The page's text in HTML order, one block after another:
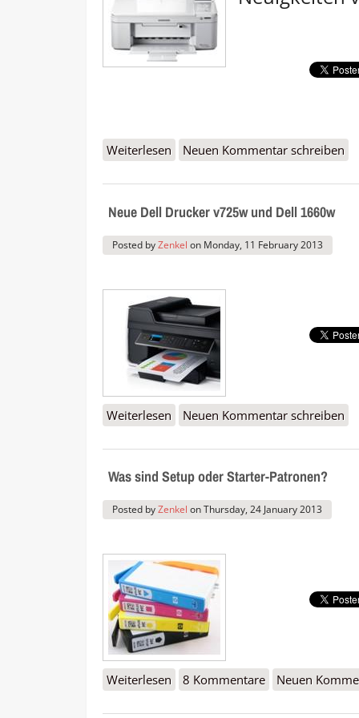
Weiterlesen über Samsung stellt Verkauf von
Neuen Kommentar schreiben
Neue Dell Drucker v725w und Dell 1660w
Posted byZenkel on Monday, 11 February 2013
Weiterlesen über Neue Dell Drucker v725w
Neuen Kommentar schreiben
Was sind Setup oder Starter-Patronen?
Posted byZenkel onThursday, 24 January 2013
Weiterlesen über Was sind Setup oder
8 Kommentare Neuen